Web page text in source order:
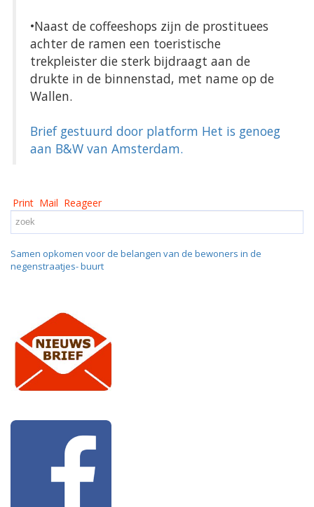
•Naast de coffeeshops zijn de prostituees
achter de ramen een toeristische
trekpleister die sterk bijdraagt aan de
drukte in de binnenstad, met name op de
Wallen.
Brief gestuurd door platform Het is genoeg
aan B&W van Amsterdam.
Print Mail Reageer
Samen opkomen voor de belangen van de bewoners in de
negenstraatjes- buurt